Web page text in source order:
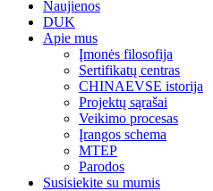
Naujienos
DUK
Apie mus
Įmonės filosofija
Sertifikatų centras
CHINAEVSE istorija
Projektų sąrašai
Veikimo procesas
Įrangos schema
MTEP
Parodos
Susisiekite su mumis